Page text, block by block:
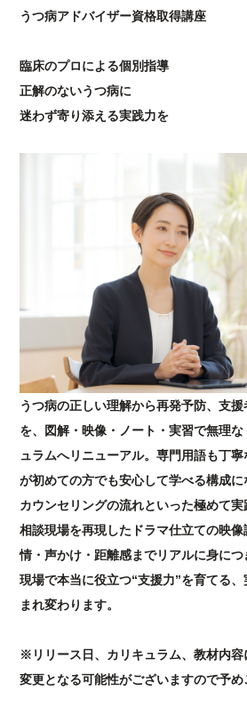
うつ病アドバイザー資格取得講座
臨床のプロによる個別指導
正解のないうつ病に
迷わず寄り添える実践力を
うつ病の正しい理解から再発予防、支
を、図解・映像・ノート・実習で無理
ュラムへリニューアル。専門用語も丁
が初めての方でも安心して学べる構成に
カウンセリングの流れといった極めて
相談現場を再現したドラマ仕立ての映
情・声かけ・距離感までリアルに身につ
現場で本当に役立つ“支援力”を育てる
まれ変わります。
※リリース日、カリキュラム、教材内容
変更となる可能性がございますので予め